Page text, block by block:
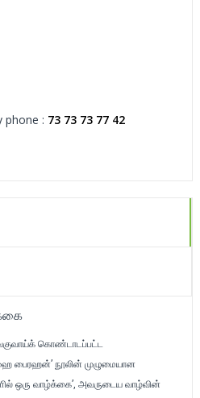
phone : 73 73 73 77 42
கொண்டாடப்பட்ட
ஹை பைரஹன்’ நூலின் முழுமையான
ஒரு வாழ்க்கை’, அவருடைய வாழ்வின்